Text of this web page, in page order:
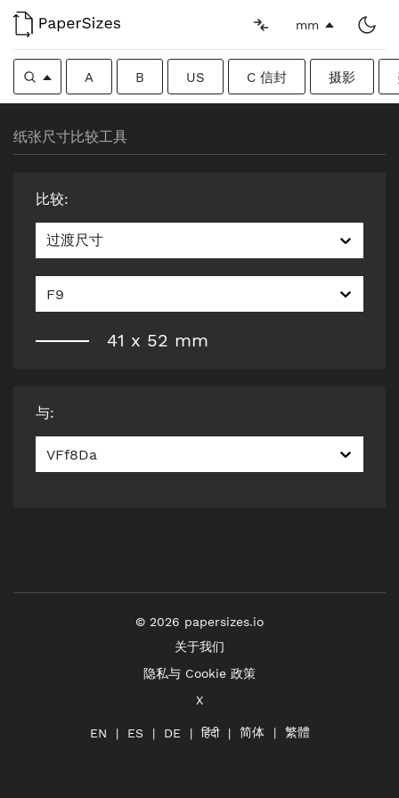
mm
A B US C 信封 摄影
纸张尺寸比较工具
比较:
过渡尺寸
F9
41 x 52 mm
与:
VFf8Da
© 2026 papersizes.io
关于我们
隐私与 Cookie 政策
X
EN ES DE हिंदी 简体 繁體